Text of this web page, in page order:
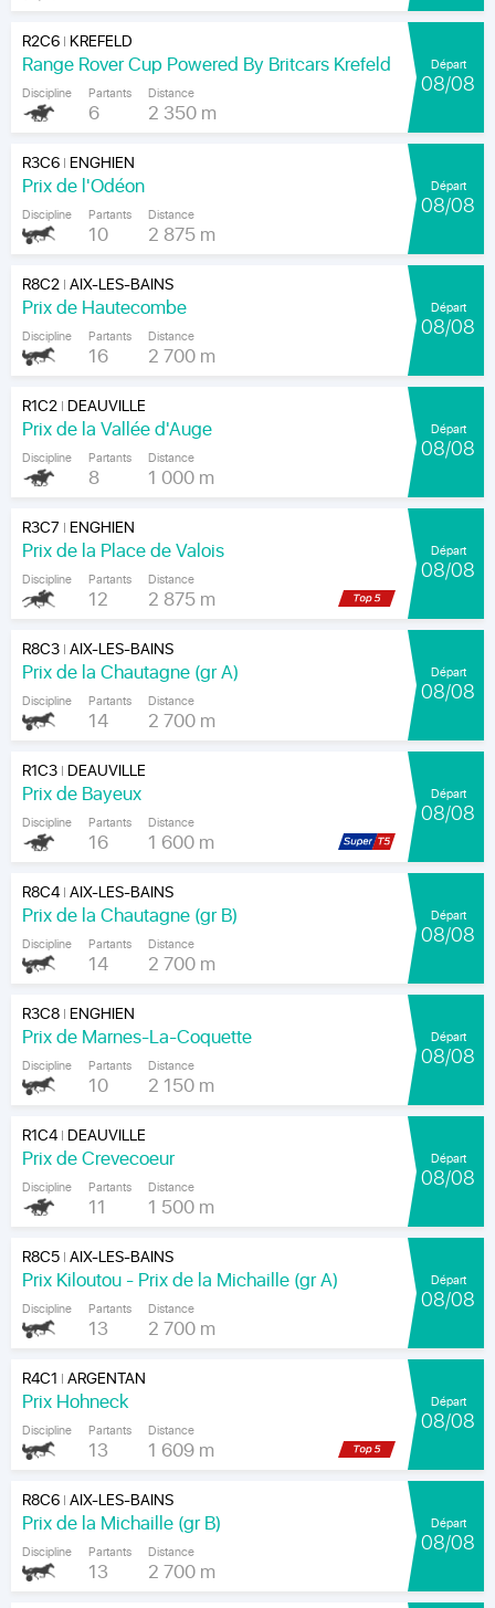
R2C6| KREFELD
Range Rover Cup Powered By Britcars Krefeld
Discipline Partants
6
Distance
2 350 m
Départ
08/08
R3C6| ENGHIEN
Prix de l'Odéon
Discipline Partants
10
Distance
2 875 m
Départ
08/08
R8C2|AIX-LES-BAINS
Prix de Hautecombe
Discipline Partants
16
Distance
2 700 m
Départ
08/08
R1C2| DEAUVILLE
Prix de la Vallée d'Auge
Discipline Partants
8
Distance
1 000 m
Départ
08/08
R3C7 | ENGHIEN
Prix de la Place de Valois
Discipline Partants
12
Distance
2 875 m
Départ
08/08
R8C3|AIX-LES-BAINS
Prix de la Chautagne (gr A)
Discipline Partants
14
Distance
2 700 m
Départ
08/08
R1C3| DEAUVILLE
Prix de Bayeux
Discipline Partants
16
Distance
1 600 m
Départ
08/08
R8C4|AIX-LES-BAINS
Prix de la Chautagne (gr B)
Discipline Partants
14
Distance
2 700 m
Départ
08/08
R3C8| ENGHIEN
Prix de Marnes-La-Coquette
Discipline Partants
10
Distance
2 150 m
Départ
08/08
R1C4| DEAUVILLE
Prix de Crevecoeur
Discipline Partants
11
Distance
1 500 m
Départ
08/08
R8C5|AIX-LES-BAINS
Prix Kiloutou - Prix de la Michaille (gr A)
Discipline Partants
13
Distance
2 700 m
Départ
08/08
R4C1 |ARGENTAN
Prix Hohneck
Discipline Partants
13
Distance
1 609 m
Départ
08/08
R8C6|AIX-LES-BAINS
Prix de la Michaille (gr B)
Discipline Partants
13
Distance
2 700 m
Départ
08/08